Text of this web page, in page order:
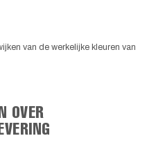
van de werkelijke kleuren van
OVER